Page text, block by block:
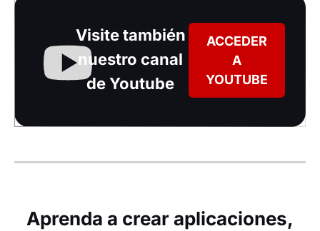
Visite también
nuestro canal
de Youtube
ACCEDER
A
YOUTUBE
Aprenda a crear aplicaciones,